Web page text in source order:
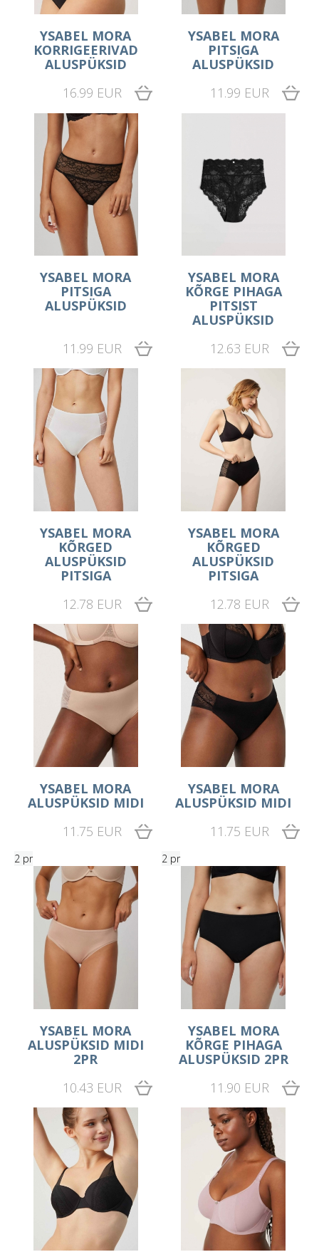
YSABEL MORA
KORRIGEERIVAD
ALUSPÜKSID
16.99 EUR
YSABEL MORA
PITSIGA
ALUSPÜKSID
11.99 EUR
YSABEL MORA
PITSIGA
ALUSPÜKSID
11.99 EUR
YSABEL MORA
KÕRGE PIHAGA
PITSIST
ALUSPÜKSID
12.63 EUR
YSABEL MORA
KÕRGED
ALUSPÜKSID
PITSIGA
12.78 EUR
YSABEL MORA
KÕRGED
ALUSPÜKSID
PITSIGA
12.78 EUR
YSABEL MORA
ALUSPÜKSID MIDI
11.75 EUR
YSABEL MORA
ALUSPÜKSID MIDI
11.75 EUR
2 pr
YSABEL MORA
ALUSPÜKSID MIDI
2PR
10.43 EUR
2 pr
YSABEL MORA
KÕRGE PIHAGA
ALUSPÜKSID 2PR
11.90 EUR